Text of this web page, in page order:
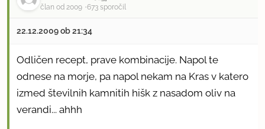
član od 2009 673 sporočil
22.12.2009 ob 21:34
Odličen recept, prave kombinacije. Napol te
odnese na morje, pa napol nekam na Kras v katero
izmed številnih kamnitih hišk z nasadom oliv na
verandi... ahhh